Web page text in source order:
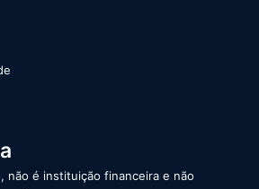
não é instituição financeira e não